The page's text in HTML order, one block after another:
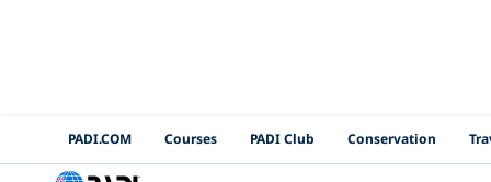
PADI Channels
PADI.COM Courses PADI Club Conservation